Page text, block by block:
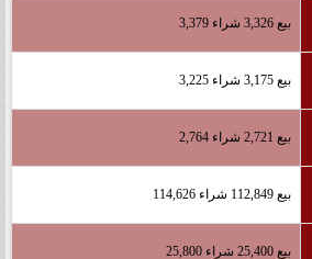
بيع 3,326 شراء 3,379
بيع 3,175 شراء 3,225
بيع 2,721 شراء 2,764
بيع 112,849 شراء 114,626
بيع 25,400 شراء 25,800